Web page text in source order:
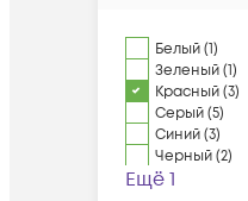
Белый (1)
Зеленый (1)
Красный (3)
Серый (5)
Синий (3)
Черный (2)
Ещё 1